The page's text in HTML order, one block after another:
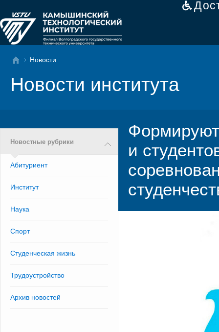
Новости
Новости института
Новостные рубрики
Абитуриент
Институт
Наука
Спорт
Студенческая жизнь
Трудоустройство
Архив новостей
и